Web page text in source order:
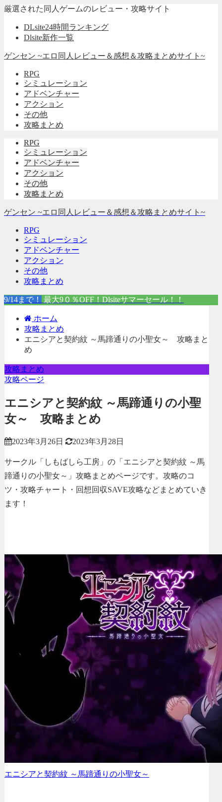
厳選された同人ゲームのレビュー・攻略サイト
DLsite24時間ランキング
Dlsite新作一覧
ゲンセン ~エロ同人レビュー＆感想＆攻略まとめサイト~
RPG
シミュレーション
アドベンチャー
アクション
その他
攻略まとめ
RPG
シミュレーション
アドベンチャー
アクション
その他
攻略まとめ
ゲンセン ~エロ同人レビュー＆感想＆攻略まとめサイト~
RPG
シミュレーション
アドベンチャー
アクション
その他
攻略まとめ
9/14まで！ 最大9０％OFF！Dlsiteサマーセール！！
ホーム
攻略まとめ
エニシアと契約紋 ～馬蹄通りの小聖女～ 攻略まと
め
攻略まとめ
攻略ページ
エニシアと契約紋 ～馬蹄通りの小聖
女～ 攻略まとめ
2023年3月26日 2023年3月28日
サークル「しもばしら工房」の「エニシアと契約紋 ～馬
蹄通りの小聖女～」攻略まとめページです。攻略のコ
ツ・攻略チャート・回想回収SAVE攻略などまとめていき
ます！
エニシアと契約紋 ～馬蹄通りの小聖女～